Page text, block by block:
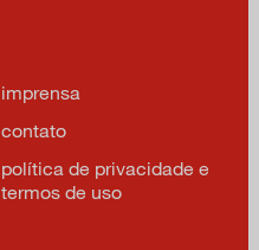
imprensa
contato
política de privacidade e
termos de uso